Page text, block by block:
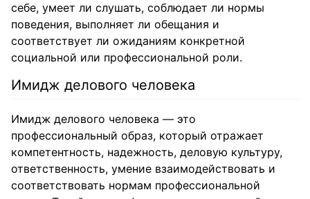
себе, умеет ли слушать, соблюдает ли нормы
поведения, выполняет ли обещания и
соответствует ли ожиданиям конкретной
социальной или профессиональной роли.
Имидж делового человека
Имидж делового человека — это
профессиональный образ, который отражает
компетентность, надежность, деловую культуру,
ответственность, умение взаимодействовать и
соответствовать нормам профессиональной